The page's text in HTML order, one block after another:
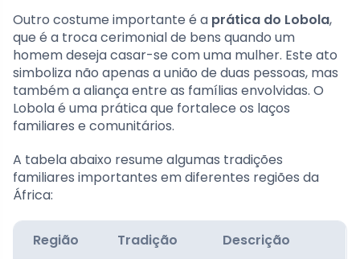
Outro costume importante é a prática do Lobola,
que é a troca cerimonial de bens quando um
homem deseja casar-se com uma mulher. Este ato
simboliza não apenas a união de duas pessoas, mas
também a aliança entre as famílias envolvidas. O
Lobola é uma prática que fortalece os laços
familiares e comunitários.
A tabela abaixo resume algumas tradições
familiares importantes em diferentes regiões da
África:
Região Tradição Descrição